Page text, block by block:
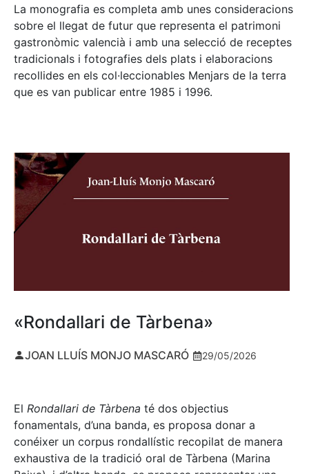
La monografia es completa amb unes consideracions
sobre el llegat de futur que representa el patrimoni
gastronòmic valencià i amb una selecció de receptes
tradicionals i fotografies dels plats i elaboracions
recollides en els col·leccionables Menjars de la terra
que es van publicar entre 1985 i 1996.
«Rondallari de Tàrbena»
JOAN LLUÍS MONJO MASCARÓ 29/05/2026
El Rondallari de Tàrbena té dos objectius
fonamentals, d’una banda, es proposa donar a
conéixer un corpus rondallístic recopilat de manera
exhaustiva de la tradició oral de Tàrbena (Marina